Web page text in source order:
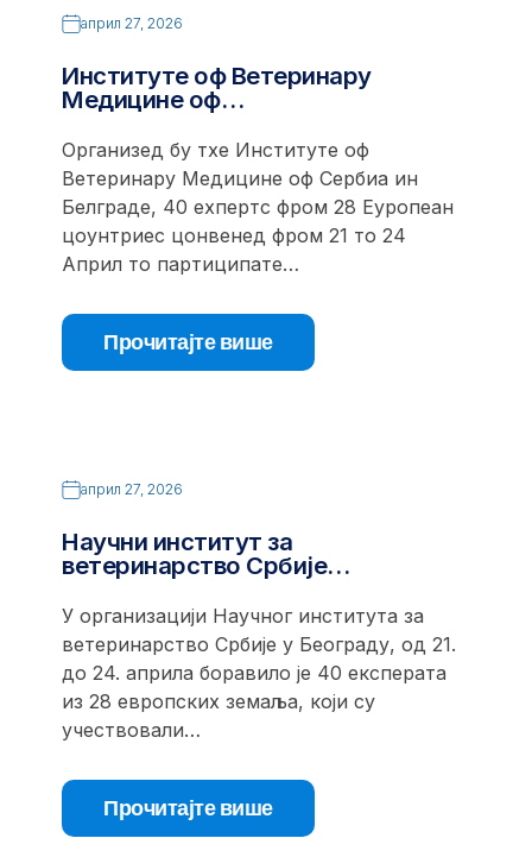
април 27, 2026
Институте оф Ветеринарy
Медицине оф…
Организед бy тхе Институте оф
Ветеринарy Медицине оф Сербиа ин
Белграде, 40 еxпертс фром 28 Еуропеан
цоунтриес цонвенед фром 21 то 24
Април то партиципате…
Прочитајте више
април 27, 2026
Научни институт за
ветеринарство Србије…
У организацији Научног института за
ветеринарство Србије у Београду, од 21.
до 24. априла боравило је 40 експерата
из 28 европских земаља, који су
учествовали…
Прочитајте више